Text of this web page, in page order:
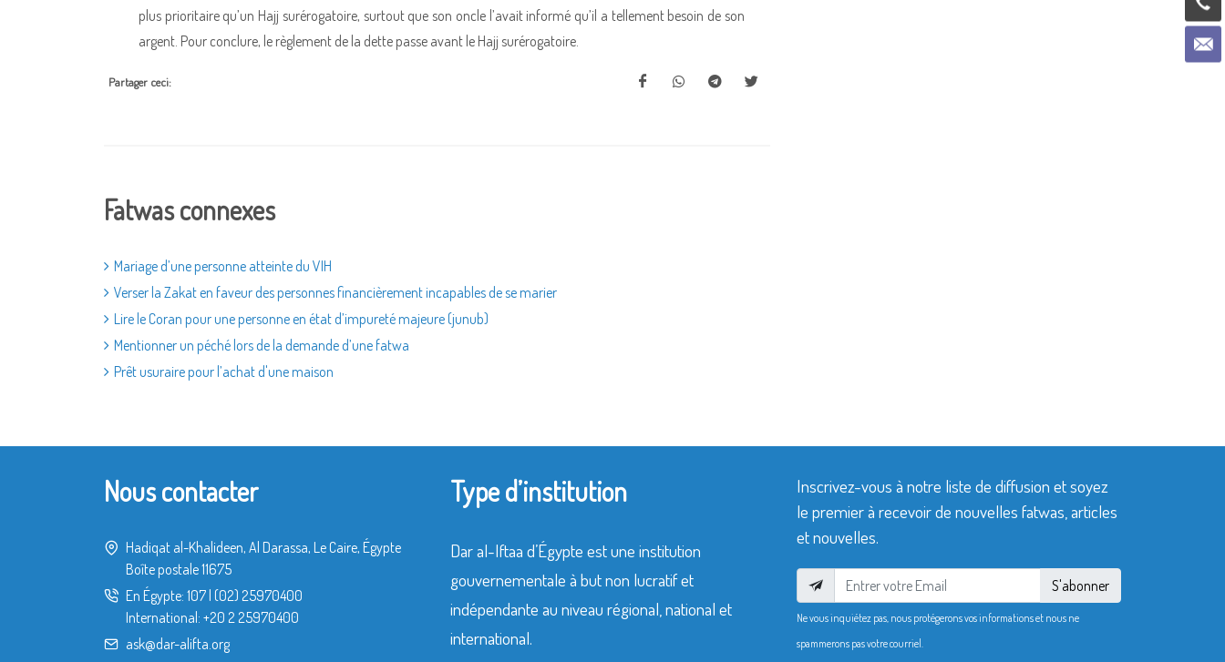
plus prioritaire qu’un Hajj surérogatoire, surtout que son oncle l’avait informé qu’il a tellement besoin de son
argent. Pour conclure, le règlement de la dette passe avant le Hajj surérogatoire.
Partager ceci:
Fatwas connexes
Mariage d’une personne atteinte du VIH
Verser la Zakat en faveur des personnes financièrement incapables de se marier
Lire le Coran pour une personne en état d’impureté majeure (junub)
Mentionner un péché lors de la demande d’une fatwa
Prêt usuraire pour l’achat d'une maison
Nous contacter
Hadiqat al-Khalideen, Al Darassa, Le Caire, Égypte
Boîte postale 11675
En Égypte: 107| (02) 25970400
International: +20 2 25970400
ask@dar-alifta.org
Type d’institution
Dar al-Iftaa d’Égypte est une institution
gouvernementale à but non lucratif et
indépendante au niveau régional, national et
international.
Inscrivez-vous à notre liste de diffusion et soyez
le premier à recevoir de nouvelles fatwas, articles
et nouvelles.
S'abonner
Ne vous inquiétez pas, nous protégerons vos informations et nous ne
spammerons pas votre courriel.